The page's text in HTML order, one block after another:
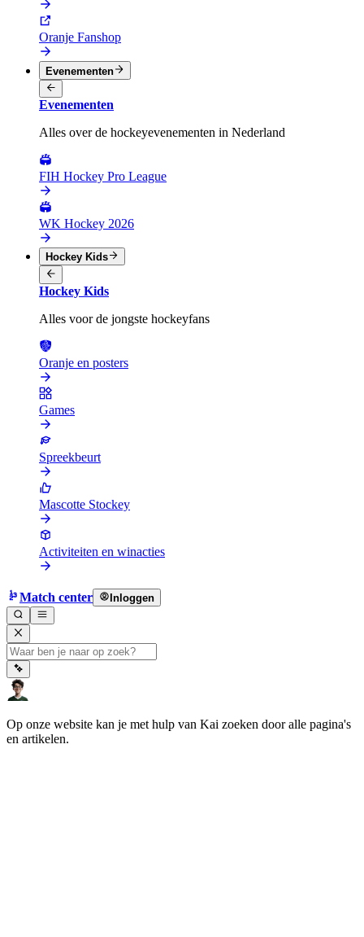
Oranje Fanshop
Evenementen
Evenementen
Alles over de hockeyevenementen in Nederland
FIH Hockey Pro League
WK Hockey 2026
Hockey Kids
Hockey Kids
Alles voor de jongste hockeyfans
Oranje en posters
Games
Spreekbeurt
Mascotte Stockey
Activiteiten en winacties
Match center Inloggen
Op onze website kan je met hulp van Kai zoeken door alle pagina's
en artikelen.